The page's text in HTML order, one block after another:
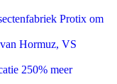
Protix om
Hormuz, VS
250% meer